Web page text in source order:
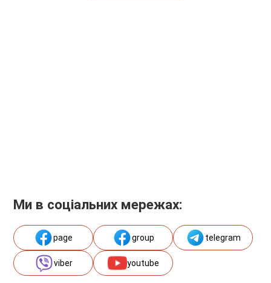
Ми в соціальних мережах:
page group telegram
viber youtube